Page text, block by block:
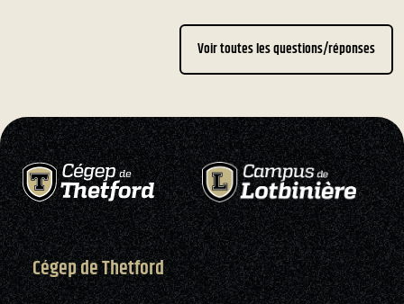
Voir toutes les questions/réponses
Cégep de Thetford